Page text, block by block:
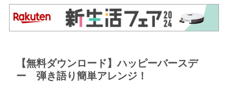
【無料ダウンロード】ハッピーバースデ
ー 弾き語り簡単アレンジ！